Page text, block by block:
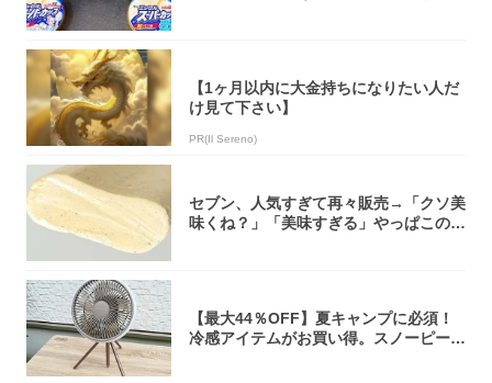
【1ヶ月以内に大金持ちになりたい人だ
け見て下さい】
PR(Il Sereno)
セブン、人気すぎて再々販売→「クソ美
味くね？」「美味すぎる」やっぱこのク
【最大44％OFF】夏キャンプに必須！
冷感アイテムがお買い得。スノーピー